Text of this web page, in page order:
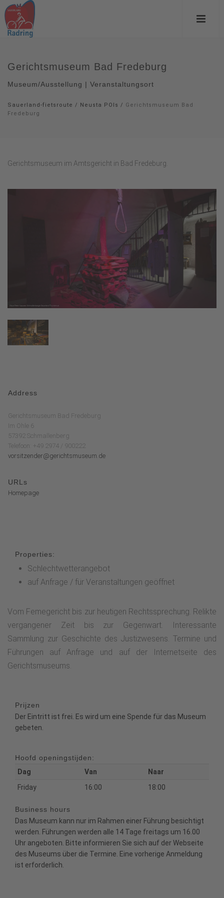
Gerichtsmuseum Bad Fredeburg
Museum/Ausstellung | Veranstaltungsort
Sauerland-fietsroute / Neusta POIs / Gerichtsmuseum Bad
Fredeburg
Gerichtsmuseum im Amtsgericht in Bad Fredeburg.
Address
Gerichtsmuseum Bad Fredeburg
Im Ohle 6
57392 Schmallenberg
Telefoon: +49 2974 / 900222
vorsitzender@gerichtsmuseum.de
URLs
Homepage
Properties:
Schlechtwetterangebot
auf Anfrage / für Veranstaltungen geöffnet
Vom Femegericht bis zur heutigen Rechtssprechung. Relikte
vergangener Zeit bis zur Gegenwart. Interessante
Sammlung zur Geschichte des Justizwesens. Termine und
Führungen auf Anfrage und auf der Internetseite des
Gerichtsmuseums.
Prijzen
Der Eintritt ist frei. Es wird um eine Spende für das Museum
gebeten.
Hoofd openingstijden:
Dag
Van
Naar
Friday
16:00 18:00
Business hours
Das Museum kann nur im Rahmen einer Führung besichtigt
werden. Führungen werden alle 14 Tage freitags um 16.00
Uhr angeboten. Bitte informieren Sie sich auf der Webseite
des Museums über die Termine. Eine vorherige Anmeldung
ist erforderlich.